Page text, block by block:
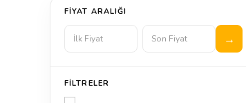
FIYAT ARALIĞI
FILTRELER